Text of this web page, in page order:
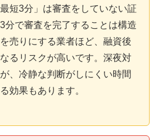
最短3分」は審査をしていない証
分で審査を完了することは構造
売りにする業者ほど、融資後
るリスクが高いです。深夜対
、冷静な判断がしにくい時間
効果もあります。